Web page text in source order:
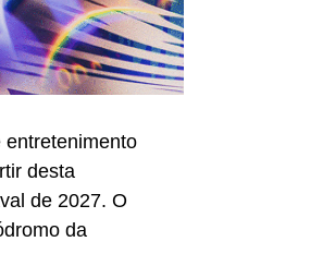
entretenimento
desta
de 2027. O
da